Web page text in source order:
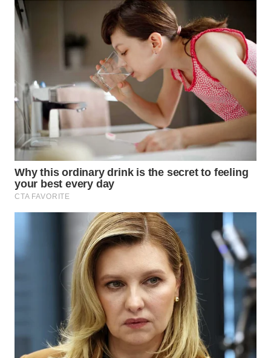
LABUANBAJO
WN
BORNEO
Wahana
Media
Group
WAHANA
WAHANA